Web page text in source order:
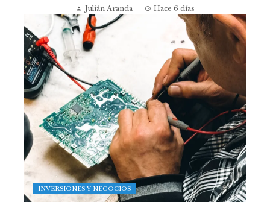
Julián Aranda Hace 6 días
INVERSIONES Y NEGOCIOS